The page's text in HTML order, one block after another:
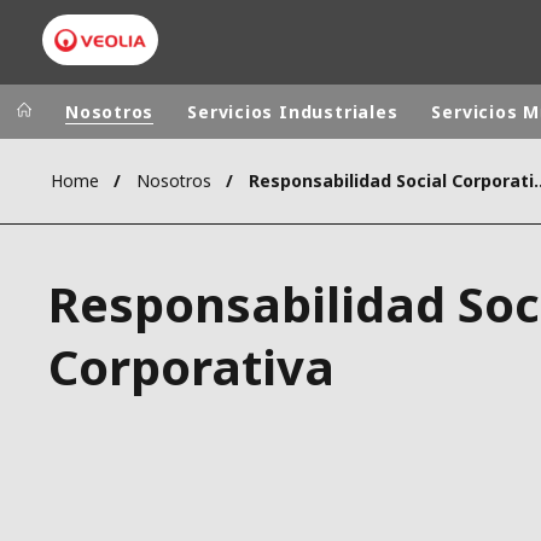
Grupo Veolia
CAMPUS
FUNDACIÓN
INSTITUTO
AUSTRALIA Y
Nosotros Servicios Industriales Servicios
Home Nosotros
Responsabilidad
Corporativa